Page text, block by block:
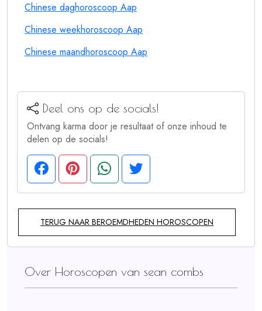
Chinese daghoroscoop Aap
Chinese weekhoroscoop Aap
Chinese maandhoroscoop Aap
Deel ons op de socials!
Ontvang karma door je resultaat of onze inhoud te
delen op de socials!
TERUG NAAR BEROEMDHEDEN HOROSCOPEN
Over Horoscopen van sean combs